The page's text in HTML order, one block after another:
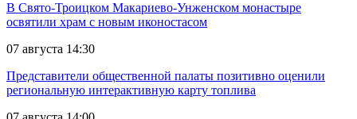
В Свято-Троицком Макариево-Унженском монастыре
освятили храм с новым иконостасом
07 августа 14:30
Представители общественной палаты позитивно оценили
региональную интерактивную карту топлива